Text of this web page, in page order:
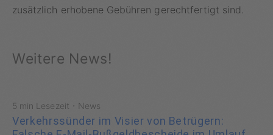
zusätzlich erhobene Gebühren gerechtfertigt sind.
Weitere News!
5 min Lesezeit · News
Verkehrssünder im Visier von Betrügern: